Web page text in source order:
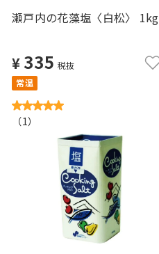
瀬戸内の花藻塩〈白松〉 1kg
¥ 335 税抜
常温
（1）